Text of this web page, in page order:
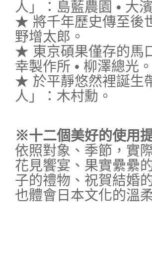
人」：島藍農園 • 大
★ 將千年歷史傳至後
野增太郎。
★ 東京碩果僅存的馬
幸製作所 • 柳澤總光。
★ 於平靜悠然裡誕生
人」：木村勳。
※十二個美好的使用
依照對象、季節，實
花見饗宴、果實纍纍
子的禮物、祝賀結婚
也體會日本文化的溫